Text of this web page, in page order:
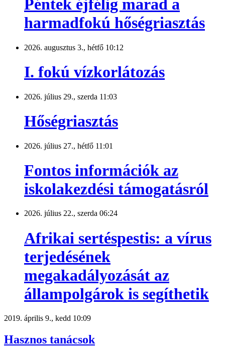
Péntek éjfélig marad a
harmadfokú hőségriasztás
2026. augusztus 3., hétfő 10:12
I. fokú vízkorlátozás
2026. július 29., szerda 11:03
Hőségriasztás
2026. július 27., hétfő 11:01
Fontos információk az
iskolakezdési támogatásról
2026. július 22., szerda 06:24
Afrikai sertéspestis: a vírus
terjedésének
megakadályozását az
állampolgárok is segíthetik
2019. április 9., kedd 10:09
Hasznos tanácsok